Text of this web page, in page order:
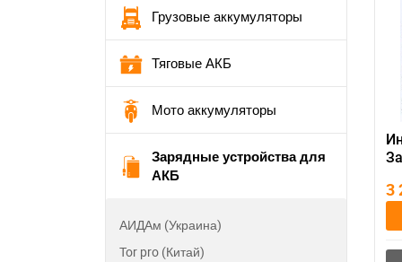
Грузовые аккумуляторы
Тяговые АКБ
Мото аккумуляторы
Зарядные устройства для
АКБ
АИДАм (Украина)
Tor pro (Китай)
3